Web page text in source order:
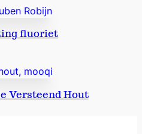
fluoriet
Versteend Hout